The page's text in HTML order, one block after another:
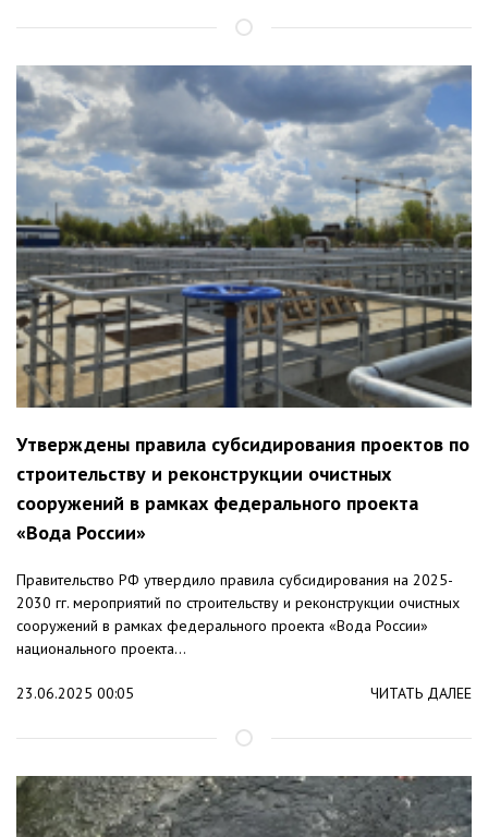
Утверждены правила субсидирования проектов по
строительству и реконструкции очистных
сооружений в рамках федерального проекта
«Вода России»
Правительство РФ утвердило правила субсидирования на 2025-
2030 гг. мероприятий по строительству и реконструкции очистных
сооружений в рамках федерального проекта «Вода России»
национального проекта...
23.06.2025 00:05 ЧИТАТЬ ДАЛЕЕ